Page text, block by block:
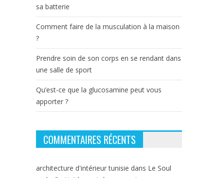
sa batterie
Comment faire de la musculation à la maison
?
Prendre soin de son corps en se rendant dans
une salle de sport
Qu’est-ce que la glucosamine peut vous
apporter ?
COMMENTAIRES RÉCENTS
architecture d'intérieur tunisie dans Le Soul